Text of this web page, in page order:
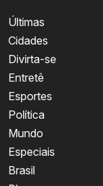
Últimas
Cidades
Divirta-se
Entretê
Esportes
Política
Mundo
Especiais
Brasil